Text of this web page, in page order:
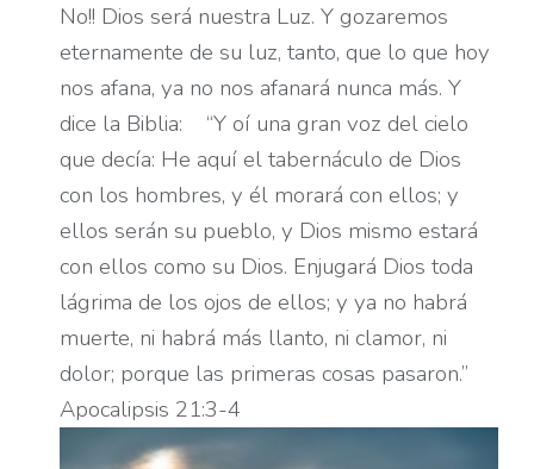
No!! Dios será nuestra Luz. Y gozaremos
eternamente de su luz, tanto, que lo que hoy
nos afana, ya no nos afanará nunca más. Y
dice la Biblia:
“Y oí una gran voz del cielo
que decía: He aquí el tabernáculo de Dios
con los hombres, y él morará con ellos; y
ellos serán su pueblo, y Dios mismo estará
con ellos como su Dios. Enjugará Dios toda
lágrima de los ojos de ellos; y ya no habrá
muerte, ni habrá más llanto, ni clamor, ni
dolor; porque las primeras cosas pasaron.”
Apocalipsis 21:3-4